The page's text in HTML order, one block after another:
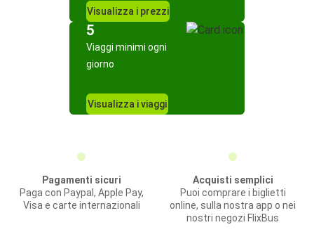
Visualizza i prezzi
5
Viaggi minimi ogni
giorno
Visualizza i viaggi
Pagamenti sicuri
Paga con Paypal, Apple Pay,
Visa e carte internazionali
Acquisti semplici
Puoi comprare i biglietti
online, sulla nostra app o nei
nostri negozi FlixBus